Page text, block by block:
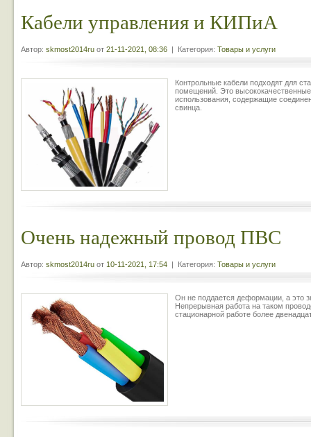
Кабели управления и КИПиА
Автор: skmost2014ru от 21-11-2021, 08:36 | Категория: Товары и услуги
Контрольные кабели подходят для
помещений. Это
использования, содержащие
свинца.
Очень надежный провод ПВС
Автор: skmost2014ru от 10-11-2021, 17:54 | Категория: Товары и услуги
Он не поддается деформации, а это
Непрерывная работа на таком
стационарной работе более